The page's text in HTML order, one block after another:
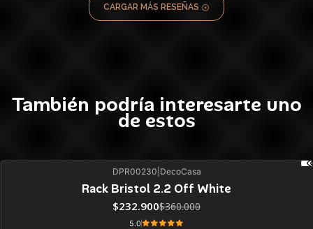
CARGAR MÁS RESEÑAS
También podría interesarte uno
de estos
DPR00230 DecoCasa
Rack Bristol 2.2 Off White
$232.900$360.000
5.0